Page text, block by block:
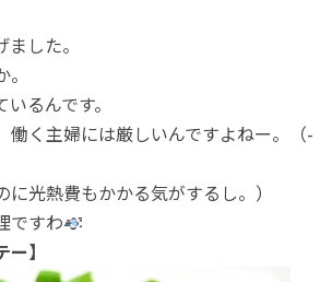
した。
るんです。
働く主婦には厳しいんですよねー。（-
に光熱費もかかる気がするし。）
ですわ
】